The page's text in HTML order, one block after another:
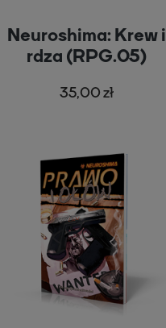
Neuroshima: Krew i
rdza (RPG.05)
35,00 zł